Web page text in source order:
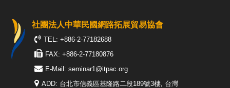
社團法人中華民國網路拓展貿易協會
TEL: +886-2-77182688
FAX: +886-2-77180876
E-Mail:seminar1@itpac.org
ADD: 台北市信義區基隆路二段189號3樓, 台灣